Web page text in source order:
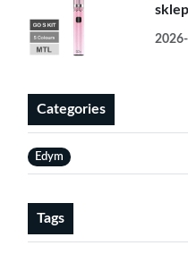
Categories
Edym
Tags